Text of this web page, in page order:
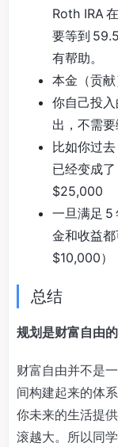
Roth IRA
要等到
有帮助。
本金（贡
你自己投
出，不需要
比如你过
已经变成
$25,000
一旦满足 5
金和收益
$10,000）
总结
规划是财富自由
财富自由并不是
间构建起来的体
你未来的生活提
滚越大。所以同